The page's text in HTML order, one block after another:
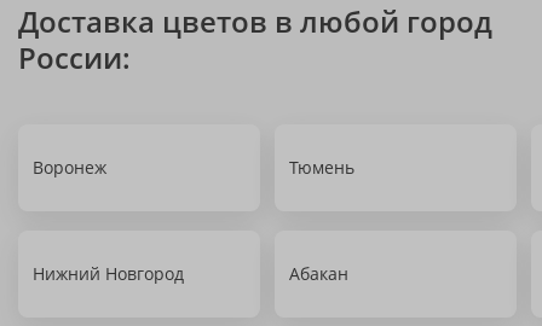
Доставка цветов в любой город
России:
Воронеж Тюмень
Нижний Новгород Абакан